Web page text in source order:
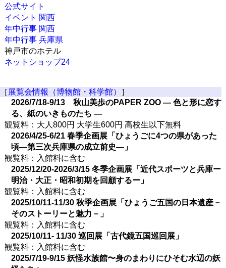
公式サイト
イベント 関西
年中行事 関西
年中行事 兵庫県
神戸市のホテル
ネットショップ24
［ 展覧会情報（博物館・科学館）
］
2026/7/18-9/13 秋山美歩のPAPER ZOO ― 色と形に恋す
る、紙のいきものたち ―
観覧料：大人800円 大学生600円 高校生以下無料
2026/4/25-6/21 春季企画展「ひょうごに4つの県があった
頃―第三次兵庫県の成立前史―」
観覧料：入館料に含む
2025/12/20-2026/3/15 冬季企画展「近代スポーツと兵庫ー
明治・大正・昭和初期を回顧するー」
観覧料：入館料に含む
2025/10/11-11/30 秋季企画展「ひょうご五国の日本遺産－
そのストーリーと魅力－」
観覧料：入館料に含む
2025/10/11- 11/30 巡回展「古代鏡五国巡回展」
観覧料：入館料に含む
2025/7/19-9/15 妖怪水族館〜身のまわりにひそむ水辺の妖